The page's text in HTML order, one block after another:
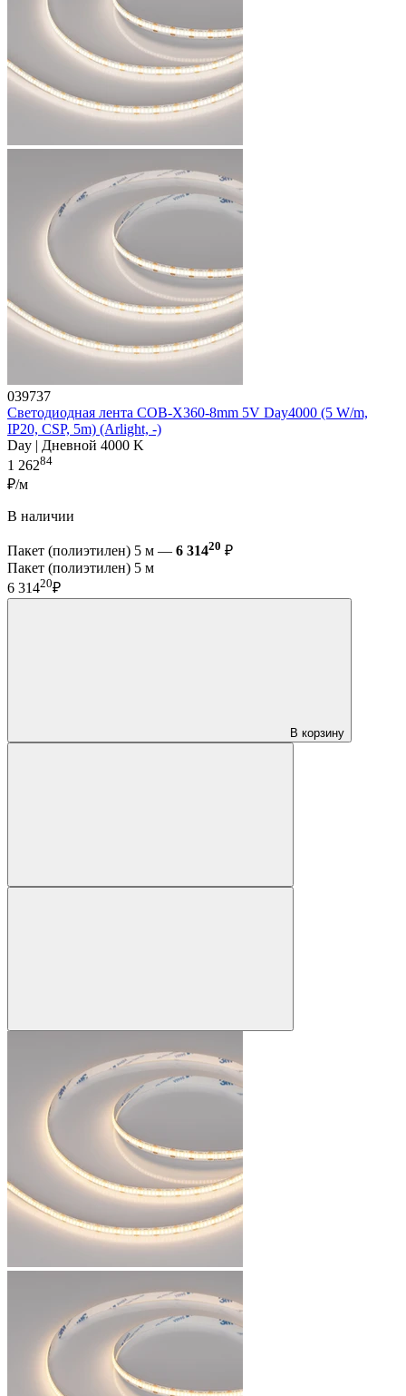
039737
Светодиодная лента COB-X360-8mm 5V Day4000 (5 W/m,
IP20, CSP, 5m) (Arlight, -)
Day | Дневной 4000 K
1 26284
₽/м
В наличии
Пакет (полиэтилен) 5 м — 6 31420 ₽
Пакет (полиэтилен) 5 м
6 31420₽
В корзину